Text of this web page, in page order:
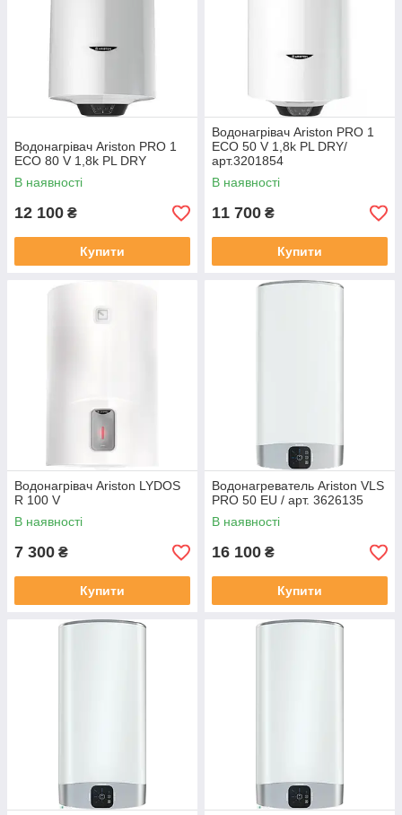
Водонагрівач Ariston PRO 1
ECO 80 V 1,8k PL DRY
В наявності
12 100 ₴
Купити
Водонагрівач Ariston PRO 1
ECO 50 V 1,8k PL DRY/
арт.3201854
В наявності
11 700 ₴
Купити
Водонагрівач Ariston LYDOS
R 100 V
В наявності
7 300 ₴
Купити
Водонагреватель Ariston VLS
PRO 50 EU / арт. 3626135
В наявності
16 100 ₴
Купити